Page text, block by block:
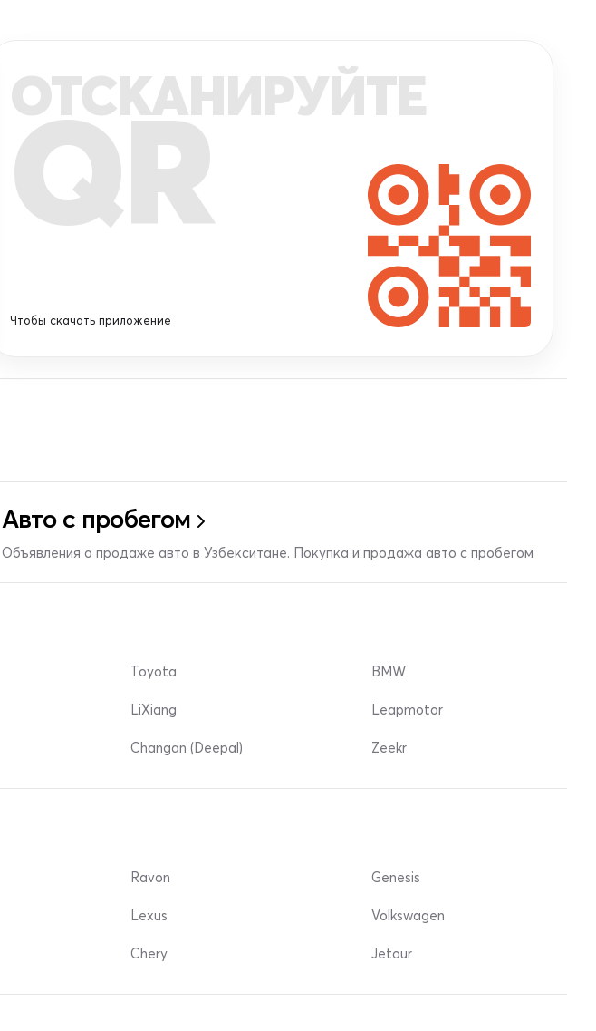
ОТСКАНИРУЙТЕ
QR
Чтобы скачать приложение
Авто с пробегом
Объявления о продаже авто в Узбекситане. Покупка и продажа авто с пробегом
Toyota
LiXiang
Changan (Deepal)
BMW
Leapmotor
Zeekr
Ravon
Lexus
Chery
Genesis
Volkswagen
Jetour